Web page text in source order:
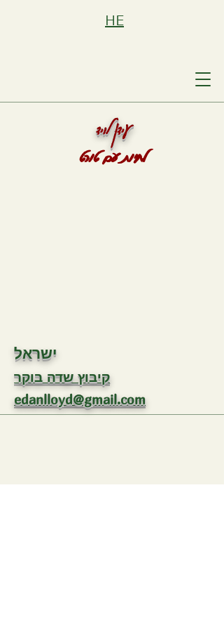
עידן לויד
לחיות עם טורט
HE
ישראל
קיבוץ שדה בוקר
edanlloyd@gmail.com